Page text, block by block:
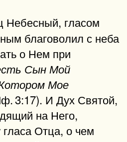
Небесный, гласом
благоволил с неба
о Нем при
Сын Мой
Мое
3:17). И Дух Святой,
на Него,
Отца, о чем